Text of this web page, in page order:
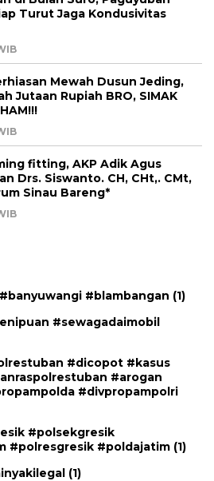
Turut Jaga Kondusivitas
Mewah Dusun Jeding,
Jutaan Rupiah BRO, SIMAK
fitting, AKP Adik Agus
Drs. Siswanto. CH, CHt,. CMt,
Sinau Bareng*
#blambangan (1)
#sewagadaimobil
#dicopot #kasus
#arogan
#divpropampolri
#polsekgresik
#polresgresik #poldajatim (1)
(1)